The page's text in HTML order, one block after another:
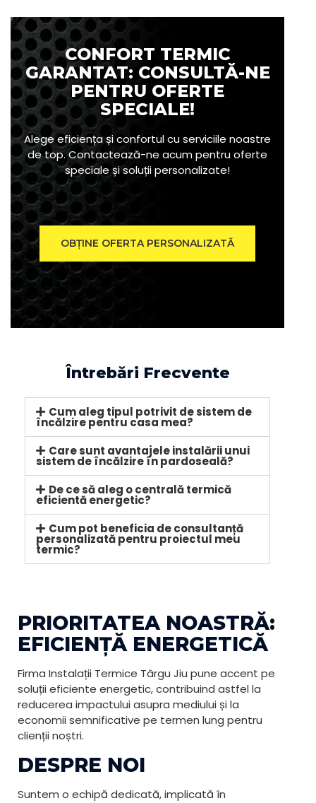
CONFORT TERMIC
GARANTAT: CONSULTĂ-NE
PENTRU OFERTE
SPECIALE!
Alege eficiența și confortul cu serviciile noastre
de top. Contactează-ne acum pentru oferte
speciale și soluții personalizate!
OBȚINE OFERTA PERSONALIZATĂ
Întrebări Frecvente
Cum aleg tipul potrivit de sistem de
încălzire pentru casa mea?
Care sunt avantajele instalării unui
sistem de încălzire în pardoseală?
De ce să aleg o centrală termică
eficientă energetic?
Cum pot beneficia de consultanță
personalizată pentru proiectul meu
termic?
PRIORITATEA NOASTRĂ:
EFICIENȚĂ ENERGETICĂ
Firma Instalații Termice Târgu Jiu pune accent pe
soluții eficiente energetic, contribuind astfel la
reducerea impactului asupra mediului și la
economii semnificative pe termen lung pentru
clienții noștri.
DESPRE NOI
Suntem o echipă dedicată, implicată în